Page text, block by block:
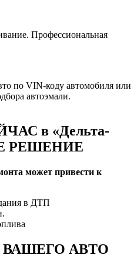
Профессиональная
по VIN-коду автомобиля или
автоэмали.
в «Дельта-
РЕШЕНИЕ
может привести к
в ДТП
АВТО